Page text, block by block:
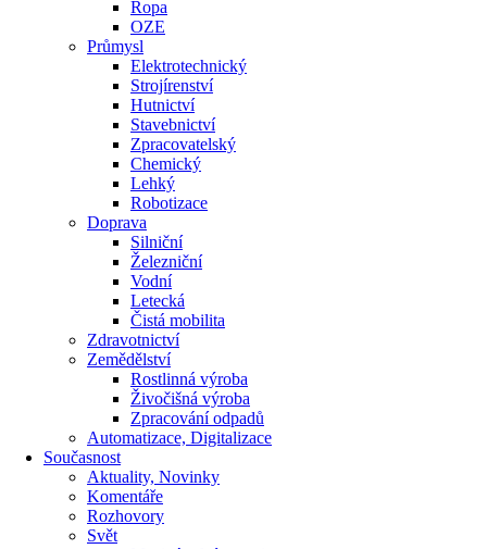
Ropa
OZE
Průmysl
Elektrotechnický
Strojírenství
Hutnictví
Stavebnictví
Zpracovatelský
Chemický
Lehký
Robotizace
Doprava
Silniční
Železniční
Vodní
Letecká
Čistá mobilita
Zdravotnictví
Zemědělství
Rostlinná výroba
Živočišná výroba
Zpracování odpadů
Automatizace, Digitalizace
Současnost
Aktuality, Novinky
Komentáře
Rozhovory
Svět